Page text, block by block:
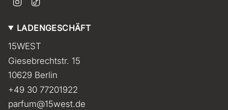
t
g
a
m
T
k
LADENGESCHÄFT
15WEST
Giesebrechtstr. 15
10629 Berlin
+49 30 77201922
parfum@15west.de